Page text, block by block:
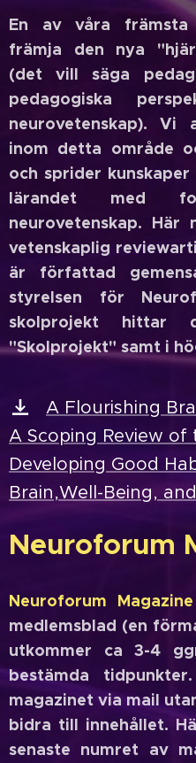
En av våra
främja den nya
(det vill säga
pedagogiska
neurovetenskap).Vi
inom detta område
och sprider
lärandet med
neurovetenskap.
vetenskaplig
är författad
styrelsen för
skolprojekt hittar
"Skolprojekt" samt i
A Flourishing
A Scoping Review
Developing Good
Brain,Well-Being,
Neuroforum
Neuroforum Magazine
medlemsblad (en
utkommer ca 3-4
bestämda
magazinet via mail
bidra till innehållet.
senaste numret av